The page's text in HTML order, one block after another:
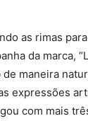
as rimas
da marca,
maneira
expressões
com mais